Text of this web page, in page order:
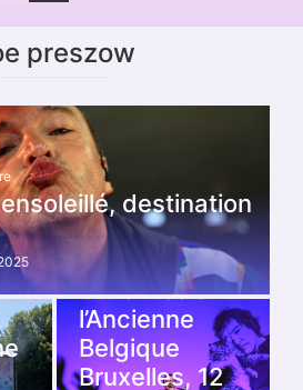
preszow
destination
Ancienne Belgique
Cali, passeur
d’âmes et
d’émotions
brûlantes à
l’Ancienne
Belgique
Bruxelles, 12